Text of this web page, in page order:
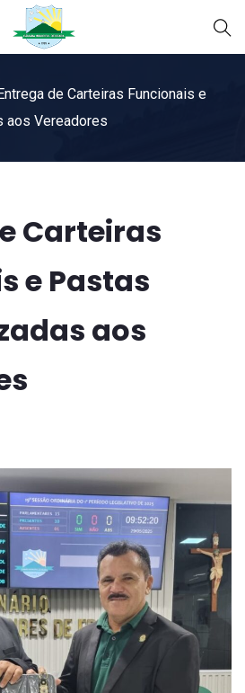
de Carteiras Funcionais e
aos Vereadores
Carteiras
e Pastas
aos